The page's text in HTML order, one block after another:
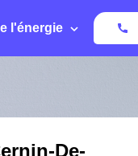
l'énergie